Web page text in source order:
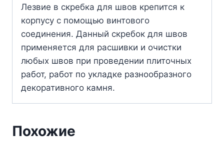
Лезвие в скребка для швов крепится к
корпусу с помощью винтового
соединения. Данный скребок для швов
применяется для расшивки и очистки
любых швов при проведении плиточных
работ, работ по укладке разнообразного
декоративного камня.
Похожие